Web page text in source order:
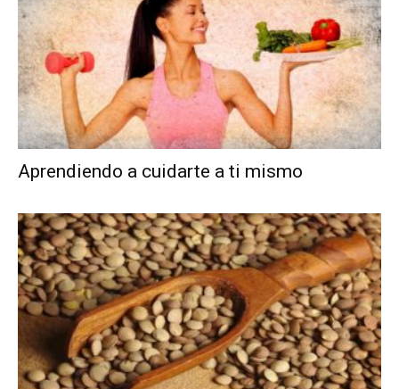
Aprendiendo a cuidarte a ti mismo